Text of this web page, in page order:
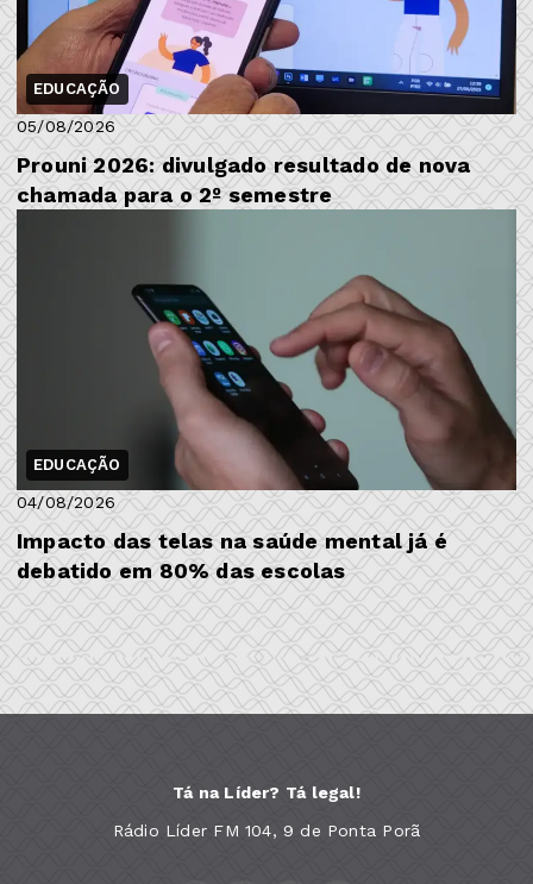
EDUCAÇÃO
05/08/2026
Prouni 2026: divulgado resultado de nova
chamada para o 2º semestre
EDUCAÇÃO
04/08/2026
Impacto das telas na saúde mental já é
debatido em 80% das escolas
Tá na Líder? Tá legal!
Rádio Líder FM 104, 9 de Ponta Porã